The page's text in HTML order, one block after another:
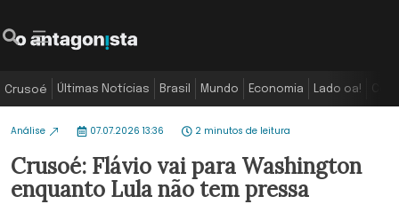
Crusoé Últimas Notícias Brasil Mundo Economia Lado oa!
Análise 07.07.2026 13:36 2 minutos de leitura
Crusoé: Flávio vai para Washington
enquanto Lula não tem pressa